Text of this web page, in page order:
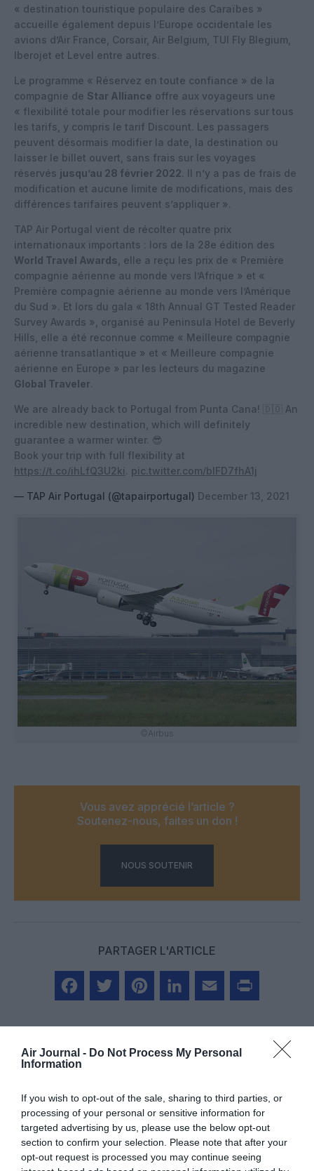
Air Journal - Do Not Process My Personal
Information
If you wish to opt-out of the sale, sharing to third parties, or
processing of your personal or sensitive information for
targeted advertising by us, please use the below opt-out
section to confirm your selection. Please note that after your
opt-out request is processed you may continue seeing
« destination touristique populaire des Caraïbes »
accueille également depuis l’Europe occidentale les
avions d’Air France, Corsair, Air Belgium, TUI Fly Blegium,
Iberojet et Level entre autres.
Le programme « Réservez en toute confiance » de la
compagnie de Star Alliance offre aux voyageurs une
« flexibilité totale pour modifier les réservations sur tous
les tarifs, y compris le tarif Discount. Les passagers
peuvent désormais modifier la date, la destination ou
laisser le billet ouvert, sans frais sur les voyages
réservés jusqu’au 28 février 2022. Il n’y a pas de frais de
modification et aucune limite de modifications, mais des
différences tarifaires peuvent s’appliquer ».
TAP Air Portugal vient de récolter quatre prix
internationaux importants : lors de la 28e édition des
World Travel Awards , elle a reçu les prix de « Première
compagnie aérienne au monde vers l’Afrique » et «
Première compagnie aérienne au monde vers l’Amérique
du Sud ». Et lors du gala « 18th Annual GT Tested Reader
Survey Awards », organisé au Peninsula Hotel de Beverly
Hills, elle a été reconnue comme « Meilleure compagnie
aérienne transatlantique » et « Meilleure compagnie
aérienne en Europe » par les lecteurs du magazine
Global Traveler.
We are already back to Portugal from Punta Cana! 🇩🇴 An
incredible new destination, which will definitely
guarantee a warmer winter. 😎
Book your trip with full flexibility at
https://t.co/ihLfQ3U2ki. pic.twitter.com/blFD7fhA1j
— TAP Air Portugal (@tapairportugal) December 13, 2021
©Airbus
Vous avez apprécié l’article ?
Soutenez-nous, faites un don !
NOUS SOUTENIR
PARTAGER L'ARTICLE
LAISSER UN COMMENTAIRE